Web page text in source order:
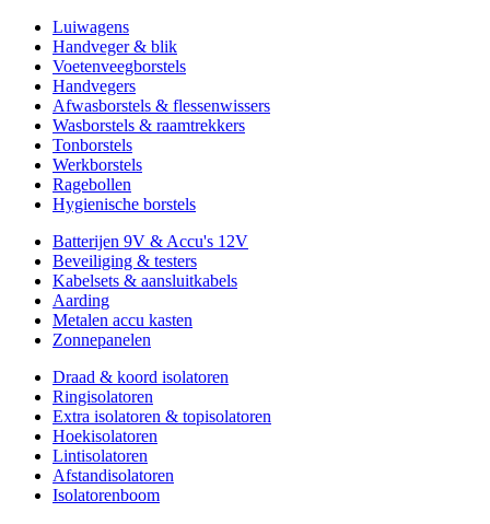
Luiwagens
Handveger & blik
Voetenveegborstels
Handvegers
Afwasborstels & flessenwissers
Wasborstels & raamtrekkers
Tonborstels
Werkborstels
Ragebollen
Hygienische borstels
Batterijen 9V & Accu's 12V
Beveiliging & testers
Kabelsets & aansluitkabels
Aarding
Metalen accu kasten
Zonnepanelen
Draad & koord isolatoren
Ringisolatoren
Extra isolatoren & topisolatoren
Hoekisolatoren
Lintisolatoren
Afstandisolatoren
Isolatorenboom